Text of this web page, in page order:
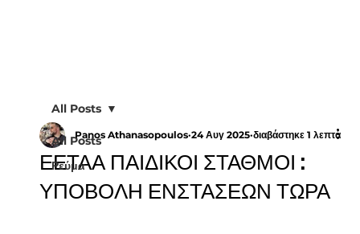
All Posts
Ρεύμα
All Posts
ΕΕΤΑΑ ΠΑΙΔΙΚΟΙ ΣΤΑΘΜΟΙ :
ΥΠΟΒΟΛΗ ΕΝΣΤΑΣΕΩΝ ΤΩΡΑ
Panos Athanasopoulos 24 Αυγ 2025 διαβάστηκε 1 λεπτά